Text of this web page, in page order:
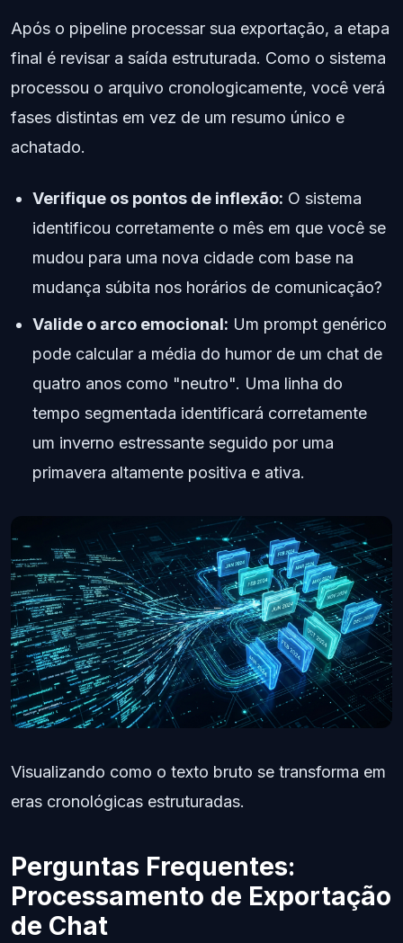
Após o pipeline processar sua exportação, a etapa
final é revisar a saída estruturada. Como o sistema
processou o arquivo cronologicamente, você verá
fases distintas em vez de um resumo único e
achatado.
Verifique os pontos de inflexão: O sistema
identificou corretamente o mês em que você se
mudou para uma nova cidade com base na
mudança súbita nos horários de comunicação?
Valide o arco emocional: Um prompt genérico
pode calcular a média do humor de um chat de
quatro anos como "neutro". Uma linha do
tempo segmentada identificará corretamente
um inverno estressante seguido por uma
primavera altamente positiva e ativa.
Visualizando como o texto bruto se transforma em
eras cronológicas estruturadas.
Perguntas Frequentes:
Processamento de Exportação
de Chat